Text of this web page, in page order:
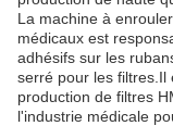
La machine à
médicaux est
adhésifs sur les
serré pour les filtres.Il
production de filtres
l'industrie médicale